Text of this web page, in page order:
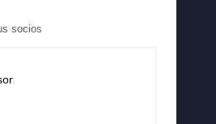
socios